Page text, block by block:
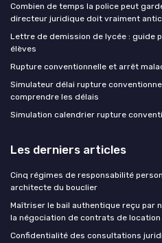
Combien de temps la police peut
directeur juridique doit vraiment
Lettre de demission de lycée : guide
élèves
Rupture conventionnelle et arrêt
Simulateur délai rupture
comprendre les délais
Simulation calendrier rupture
Les derniers articles
Cinq régimes de responsabilité
architecte du bouclier
Maîtriser le bail authentique reçu par
la négociation de contrats de
Confidentialité des consultations